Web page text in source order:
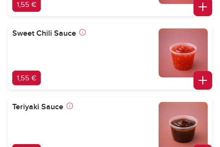
1,55 €
Sweet Chili Sauce
1,55 €
Teriyaki Sauce